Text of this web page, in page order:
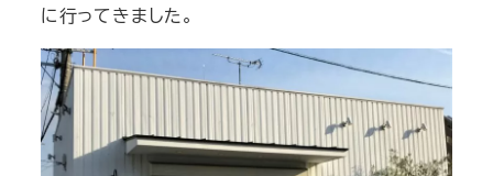
に行ってきました。